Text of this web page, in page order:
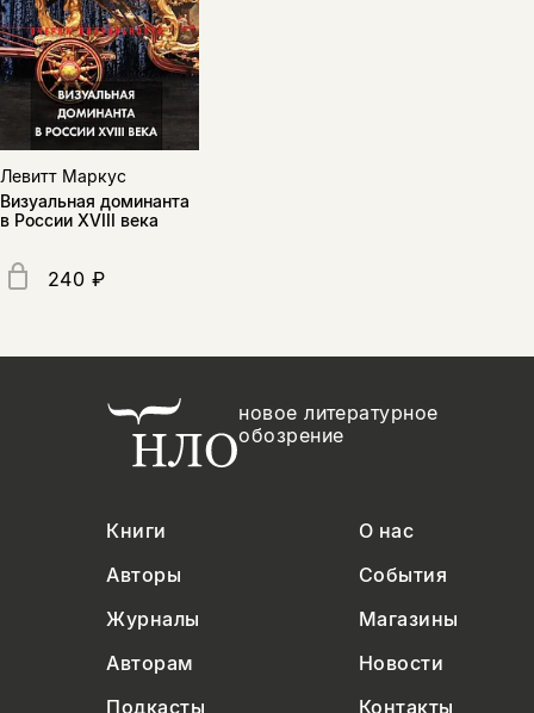
Левитт Маркус
Визуальная доминанта
в России XVIII века
240 ₽
новое литературное
обозрение
Книги
О нас
Авторы
События
Журналы
Магазины
Авторам
Новости
Подкасты
Контакты